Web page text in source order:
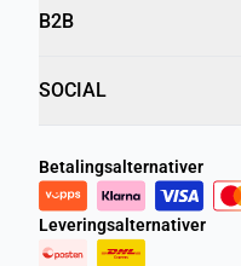
B2B
SOCIAL
Betalingsalternativer
Leveringsalternativer